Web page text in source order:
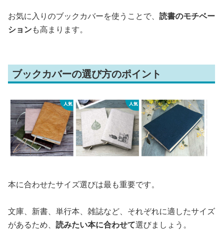
お気に入りのブックカバーを使うことで、 読書のモチベー
ションも高まります。
ブックカバーの選び方のポイント
本に合わせたサイズ選びは最も重要です。
文庫、新書、単行本、雑誌など、それぞれに適したサイズ
があるため、 読みたい本に合わせて選びましょう。